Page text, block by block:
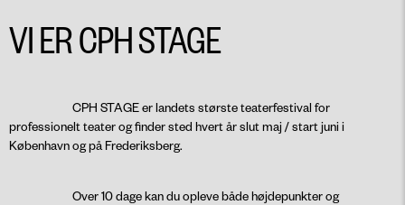
VI ER CPH STAGE
CPH STAGE er landets største teaterfestival for
professionelt teater og finder sted hvert år slut maj / start juni i
København og på Frederiksberg.
Over 10 dage kan du opleve både højdepunkter og